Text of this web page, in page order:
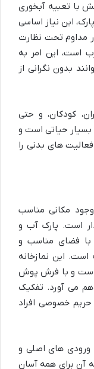
با تعبیه آبخوری
این نیاز اساسی
مداوم تحت نظارت
است، این امر به
بدون نگرانی از
کودکان، و حتی
بسیار حیاتی است و
های بدنی را
وجود مکانی مناسب
است. پارک آب و
با فضای مناسب و
این نمازخانه
است و با فرش پوش
می آورد. تفکیک
حریم خصوصی افراد
ورودی های اصلی و
آن برای همه آسان